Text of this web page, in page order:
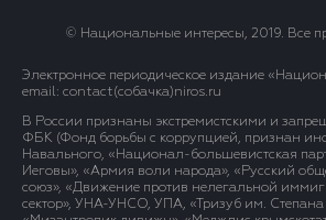
© Национальные интересы, 2019. Все
Электронное периодическое издание
email: contact(сoбaчка)niros.ru
В России признаны экстремистскими и
ФБК (Фонд борьбы с коррупцией, признан
Навального, «Национал-большевистская
Иеговы», «Армия воли народа», «Русский
союз», «Движение против нелегальной
сектор», УНА-УНСО, УПА, «Тризуб им. Степана